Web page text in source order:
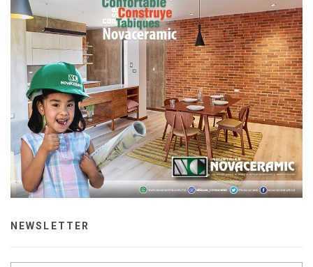
NEWSLETTER